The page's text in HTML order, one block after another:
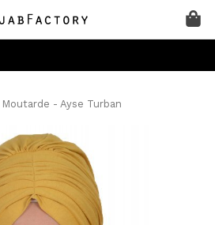
- Ayse Turban